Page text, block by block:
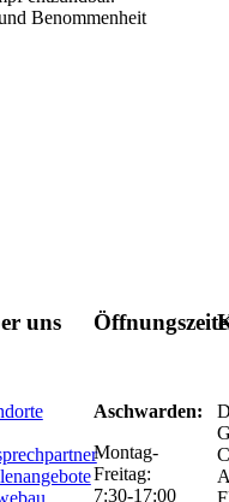
Benommenheit
uns
Aschwarden:
Montag-
Freitag:
7:30-17:00